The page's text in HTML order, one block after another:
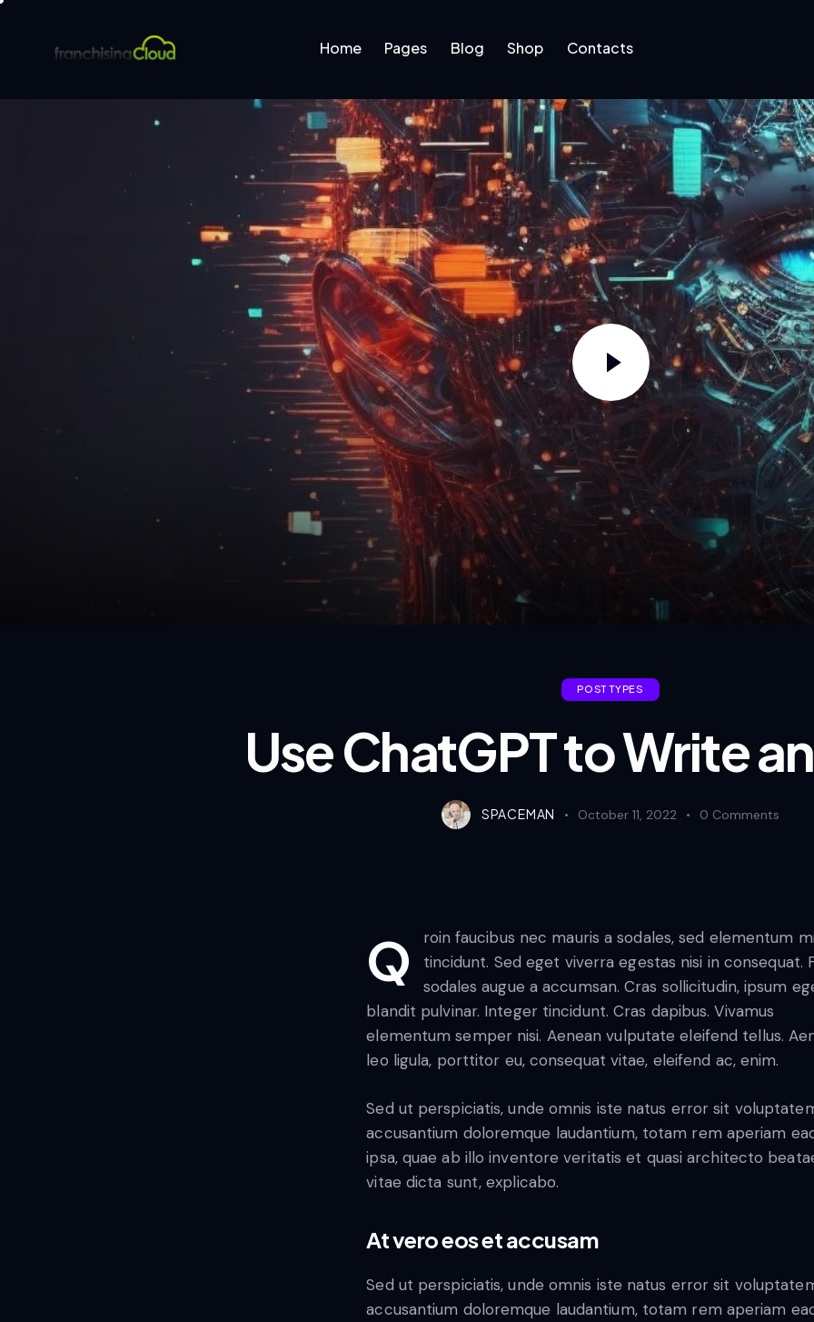
Home Pages Blog Shop Contacts
Home Pages Blog Shop Contacts
POST TYPES
Use ChatGPT to Write
SPACEMAN October 11, 2022 0 Comments
Qroin faucibus nec mauris a sodales, sed elementum mi
tincidunt. Sed eget viverra egestas nisi in consequat.
sodales augue a accumsan. Cras sollicitudin, ipsum
blandit pulvinar. Integer tincidunt. Cras dapibus. Vivamus
elementum semper nisi. Aenean vulputate eleifend tellus.
leo ligula, porttitor eu, consequat vitae, eleifend ac, enim.
Sed ut perspiciatis, unde omnis iste natus error sit
accusantium doloremque laudantium, totam rem aperiam
ipsa, quae ab illo inventore veritatis et quasi architecto
vitae dicta sunt, explicabo.
At vero eos et accusam
Sed ut perspiciatis, unde omnis iste natus error sit
accusantium doloremque laudantium, totam rem aperiam